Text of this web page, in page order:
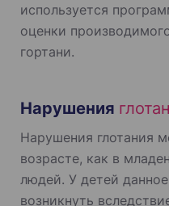
используется
оценки
гортани.
Нарушения
Нарушения глотания
возрасте, как в
людей. У детей
возникнуть